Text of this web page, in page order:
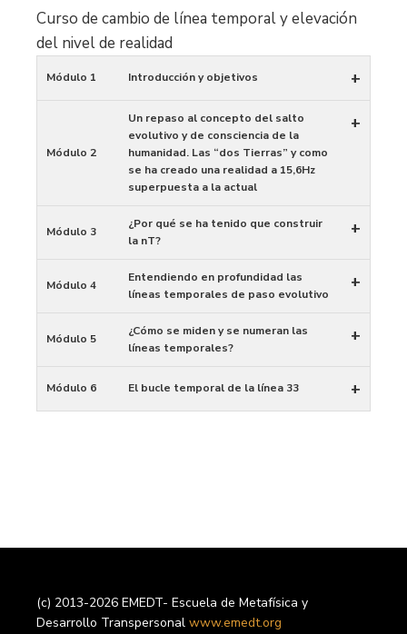
Curso de cambio de línea temporal y elevación
del nivel de realidad
Módulo 1 Introducción y objetivos +
Módulo 2
Un repaso al concepto del salto
evolutivo y de consciencia de la
humanidad. Las “dos Tierras” y como
se ha creado una realidad a 15,6Hz
superpuesta a la actual
+
Módulo 3
¿Por qué se ha tenido que construir
la nT?
+
Módulo 4
Entendiendo en profundidad las
líneas temporales de paso evolutivo
+
Módulo 5
¿Cómo se miden y se numeran las
líneas temporales?
+
Módulo 6 El bucle temporal de la línea 33 +
(c) 2013-2026 EMEDT- Escuela de Metafísica y
Desarrollo Transpersonal www.emedt.org